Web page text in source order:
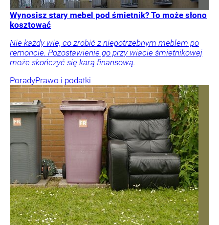
Wynosisz stary mebel pod śmietnik? To może słono
kosztować
Nie każdy wie, co zrobić z niepotrzebnym meblem po
remoncie. Pozostawienie go przy wiacie śmietnikowej
może skończyć się karą finansową.
PoradyPrawo i podatki